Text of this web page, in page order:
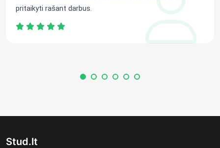
pritaikyti rašant darbus.
Stud.lt